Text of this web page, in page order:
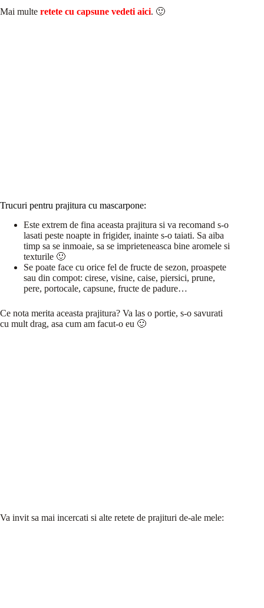
Mai multe retete cu capsune vedeti aici. 🙂
Trucuri pentru prajitura cu mascarpone:
Este extrem de fina aceasta prajitura si va recomand s-o
lasati peste noapte in frigider, inainte s-o taiati. Sa aiba
timp sa se inmoaie, sa se imprieteneasca bine aromele si
texturile 🙂
Se poate face cu orice fel de fructe de sezon, proaspete
sau din compot: cirese, visine, caise, piersici, prune,
pere, portocale, capsune, fructe de padure…
Ce nota merita aceasta prajitura? Va las o portie, s-o savurati
cu mult drag, asa cum am facut-o eu 🙂
Va invit sa mai incercati si alte retete de prajituri de-ale mele: